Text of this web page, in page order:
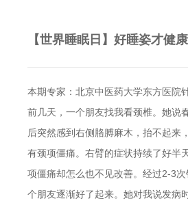
【世界睡眠日】好睡姿才健康
本期专家：北京中医药大学东方医院
前几天，一个朋友找我看颈椎。她说
后突然感到右侧胳膊麻木，抬不起来
有颈项僵痛。右臂的症状持续了好半
项僵痛却怎么也不见改善。经过2-3
个朋友逐渐好了起来。她对我说发病